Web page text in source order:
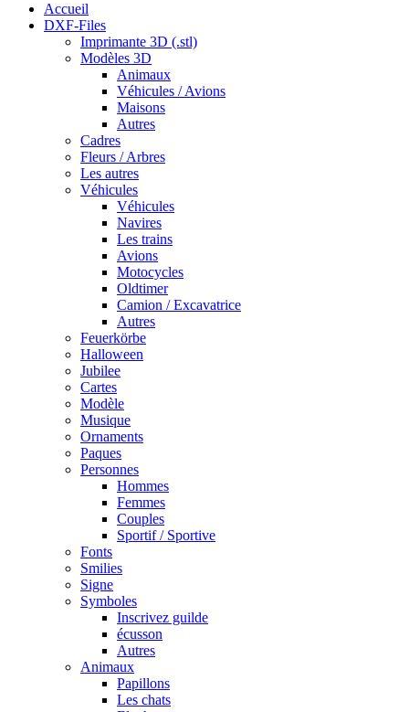
Accueil
DXF-Files
Imprimante 3D (.stl)
Modèles 3D
Animaux
Véhicules / Avions
Maisons
Autres
Cadres
Fleurs / Arbres
Les autres
Véhicules
Véhicules
Navires
Les trains
Avions
Motocycles
Oldtimer
Camion / Excavatrice
Autres
Feuerkörbe
Halloween
Jubilee
Cartes
Modèle
Musique
Ornaments
Paques
Personnes
Hommes
Femmes
Couples
Sportif / Sportive
Fonts
Smilies
Signe
Symboles
Inscrivez guilde
écusson
Autres
Animaux
Papillons
Les chats